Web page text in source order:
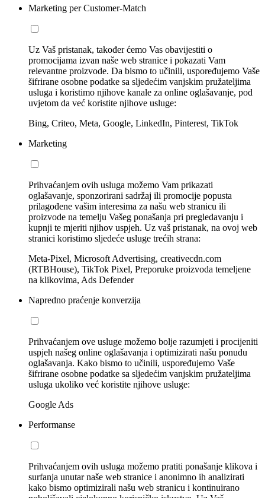
Marketing per Customer-Match
Uz Vaš pristanak, također ćemo Vas obavijestiti o
promocijama izvan naše web stranice i pokazati Vam
relevantne proizvode. Da bismo to učinili, uspoređujemo Vaše
šifrirane osobne podatke sa sljedećim vanjskim pružateljima
usluga i koristimo njihove kanale za online oglašavanje, pod
uvjetom da već koristite njihove usluge:
Bing, Criteo, Meta, Google, LinkedIn, Pinterest, TikTok
Marketing
Prihvaćanjem ovih usluga možemo Vam prikazati
oglašavanje, sponzorirani sadržaj ili promocije popusta
prilagođene vašim interesima za našu web stranicu ili
proizvode na temelju Vašeg ponašanja pri pregledavanju i
kupnji te mjeriti njihov uspjeh. Uz vaš pristanak, na ovoj web
stranici koristimo sljedeće usluge trećih strana:
Meta-Pixel, Microsoft Advertising, creativecdn.com
(RTBHouse), TikTok Pixel, Preporuke proizvoda temeljene
na klikovima, Ads Defender
Napredno praćenje konverzija
Prihvaćanjem ove usluge možemo bolje razumjeti i procijeniti
uspjeh našeg online oglašavanja i optimizirati našu ponudu
oglašavanja. Kako bismo to učinili, uspoređujemo Vaše
šifrirane osobne podatke sa sljedećim vanjskim pružateljima
usluga ukoliko već koristite njihove usluge:
Google Ads
Performanse
Prihvaćanjem ovih usluga možemo pratiti ponašanje klikova i
surfanja unutar naše web stranice i anonimno ih analizirati
kako bismo optimizirali našu web stranicu i kontinuirano